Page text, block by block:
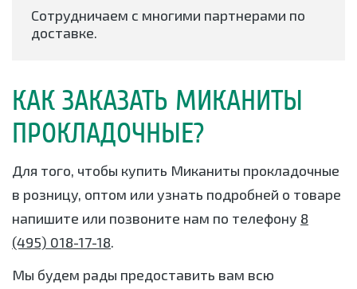
Сотрудничаем с многими партнерами по
доставке.
КАК ЗАКАЗАТЬ МИКАНИТЫ
ПРОКЛАДОЧНЫЕ?
Для того, чтобы купить Миканиты прокладочные
в розницу, оптом или узнать подробней о товаре
напишите или позвоните нам по телефону 8
(495) 018-17-18.
Мы будем рады предоставить вам всю